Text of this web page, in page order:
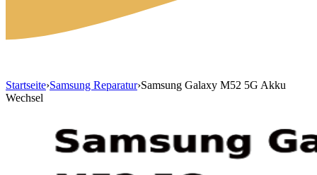
Startseite›Samsung Reparatur›Samsung Galaxy M52 5G Akku
Wechsel